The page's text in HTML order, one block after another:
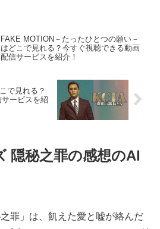
FAKE MOTION－たったひとつの願い－
はどこで見れる？今すぐ視聴できる動画
配信サービスを紹介！
で見れる？
ービスを紹
隠秘之罪の感想のAI
罪」は、飢えた愛と嘘が絡んだ